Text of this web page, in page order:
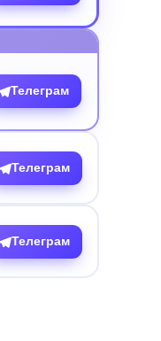
Телеграм
Телеграм
Телеграм